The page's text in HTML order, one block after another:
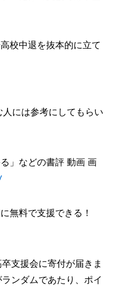
校中退を抜本的に立て
人には参考にしてもらい
」などの書評 動画 画
無料で支援できる！
支援会に寄付が届きま
ンダムであたり、ポイ